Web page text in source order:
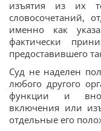
изъятия из их
словосочетаний,
именно как
фактически
предоставившего
Суд не наделен
любого другого
функции и
включения или
отдельные его